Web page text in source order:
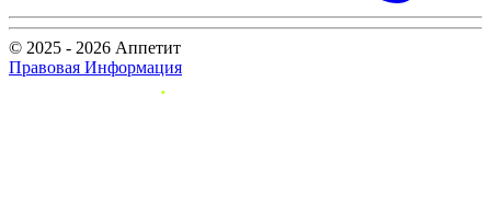
© 2025 - 2026 Аппетит
Правовая Информация